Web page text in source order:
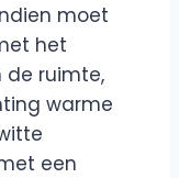
moet
het
de ruimte,
warme
een